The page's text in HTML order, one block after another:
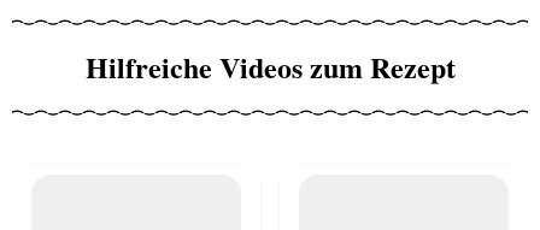
Hilfreiche Videos zum Rezept